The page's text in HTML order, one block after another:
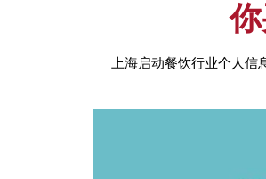
上海启动餐饮行业个人